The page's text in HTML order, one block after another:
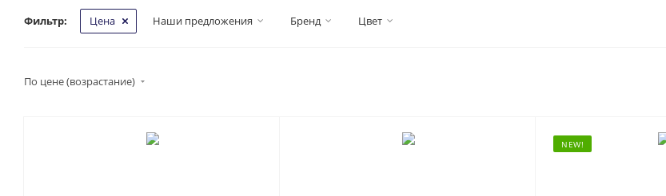
Фильтр: Цена Наши предложения Бренд Цвет
По цене (возрастание)
NEW!